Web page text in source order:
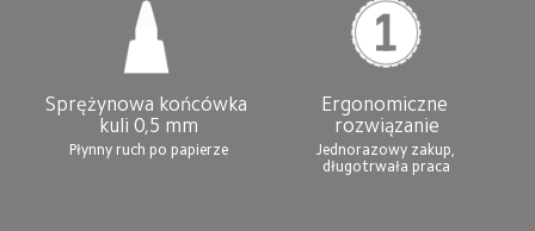
Sprężynowa końcówka
kuli 0,5 mm
Płynny ruch po papierze
Ergonomiczne
rozwiązanie
Jednorazowy zakup,